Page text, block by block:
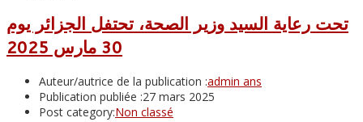
تحت رعاية السيد وزير الصحة، تحتفل الجزائر يوم
30 مارس 2025
Auteur/autrice de la publication :admin ans
Publication publiée :27 mars 2025
Post category:Non classé